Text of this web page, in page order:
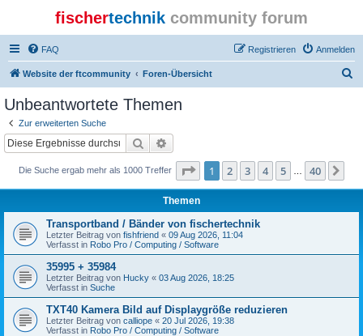
fischertechnik community forum
FAQ Anmelden
Registrieren
Website der ftcommunity Foren-Übersicht
Unbeantwortete Themen
Zur erweiterten Suche
Suche
Die Suche ergab mehr als 1000 Treffer Seite 1von 40
1 2 3 4 5 40
Themen
Transportband / Bänder von fischertechnik
Letzter Beitrag von fishfriend « 09 Aug 2026, 11:04
Verfasst in Robo Pro / Computing / Software
35995 + 35984
Letzter Beitrag von Hucky « 03 Aug 2026, 18:25
Verfasst in Suche
TXT40 Kamera Bild auf Displaygröße reduzieren
Letzter Beitrag von calliope « 20 Jul 2026, 19:38
Verfasst in Robo Pro / Computing / Software